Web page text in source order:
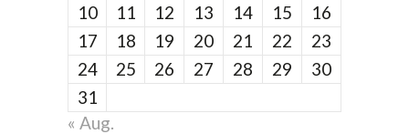
10
11 12 13 14 15
16
17
18 19 20 21 22
23
24
25 26 27 28 29
30
31
« Aug.